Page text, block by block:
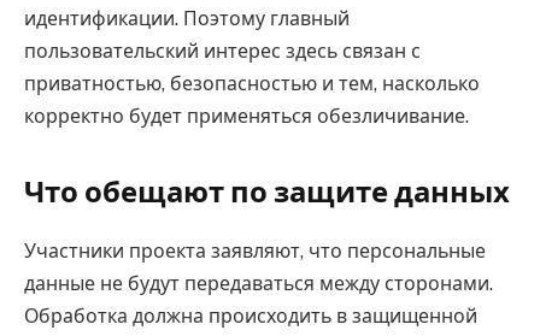
идентификации. Поэтому главный
пользовательский интерес здесь связан с
приватностью, безопасностью и тем, насколько
корректно будет применяться обезличивание.
Что обещают по защите данных
Участники проекта заявляют, что персональные
данные не будут передаваться между сторонами.
Обработка должна происходить в защищенной